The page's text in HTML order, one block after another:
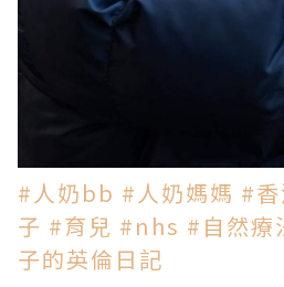
# 人奶bb # 人奶媽媽 #
子 #育兒 #nhs # 自然療
子的英倫日記